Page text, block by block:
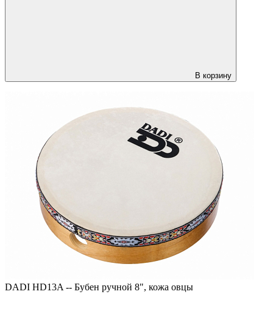
В корзину
DADI HD13A -- Бубен ручной 8", кожа овцы